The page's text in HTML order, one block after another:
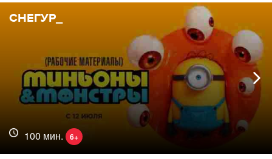
СНЕГУР_
100 мин. 6+